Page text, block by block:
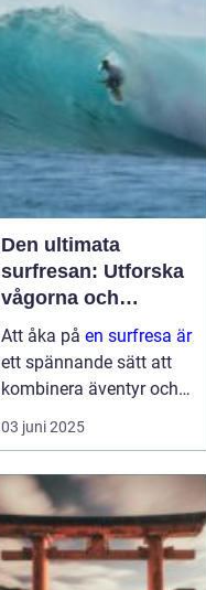
parkering ...
Den ultimata
surfresan: Utforska
vågorna och
upptäck äventyret
Att åka på en surfresa är
ett spännande sätt att
kombinera äventyr och
avkoppling. Det ger
möjlighet att uppleva
samtidigt som man
utvecklar en ny f&au...
03 juni 2025